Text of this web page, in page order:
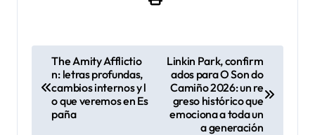
The Amity Afflictio
n: letras profundas,
cambios internos y l
o que veremos en Es
paña
Linkin Park, confirm
ados para O Son do
Camiño 2026: un re
greso histórico que
emociona a toda un
a generación